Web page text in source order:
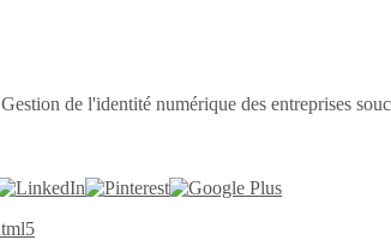
de l'identité numérique des entreprises